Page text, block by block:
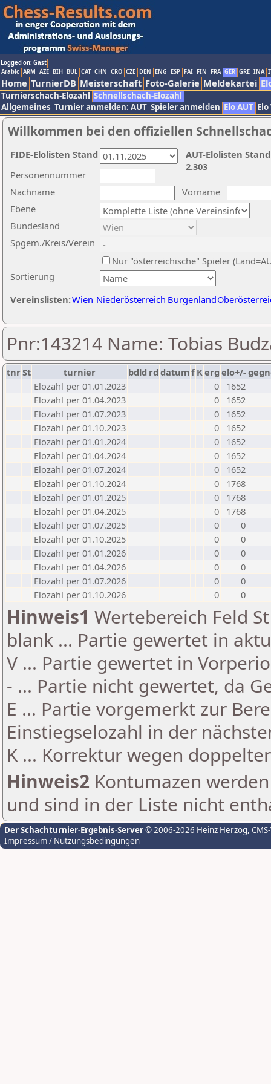
Logged on: Gast
Arabic ARM AZE BIH BUL CAT CHN CRO CZE DEN ENG ESP FAI FIN FRA GER GRE INA
Home TurnierDB Meisterschaft Foto-Galerie Meldekartei
Turnierschach-Elozahl Schnellschach-Elozahl
Allgemeines Turnier anmelden: AUT Spieler anmelden Elo AUT
Willkommen bei den offiziellen
Nachname
Vorname
Ebene
Sortierung
Personennummer
Bundesland
Spgem./Kreis/Verein
Nur "österreichische" Spieler
Vereinslisten:Wien Niederösterreich Burgenland
AUT-Elolisten
2.303
FIDE-Elolisten Stand
Pnr:143214 Name: Tobias
tnrSt turnier bdld rd datumf Kerg elo+/-
Elozahl per 01.01.2023
0
1652
Elozahl per 01.04.2023
0
1652
Elozahl per 01.07.2023
0
1652
Elozahl per 01.10.2023
0
1652
Elozahl per 01.01.2024
0
1652
Elozahl per 01.04.2024
0
1652
Elozahl per 01.07.2024
0
1652
Elozahl per 01.10.2024
0
1768
Elozahl per 01.01.2025
0
1768
Elozahl per 01.04.2025
0
1768
Elozahl per 01.07.2025
0
0
Elozahl per 01.10.2025
0
0
Elozahl per 01.01.2026
0
0
Elozahl per 01.04.2026
0
0
Elozahl per 01.07.2026
0
0
Elozahl per 01.10.2026
0 0
Hinweis1 Wertebereich Feld
blank ... Partie gewertet in
V ... Partie gewertet in
- ... Partie nicht gewertet, da
E ... Partie vorgemerkt zur
Einstiegselozahl in der
K ... Korrektur wegen
Hinweis2 Kontumazen
und sind in der Liste nicht
Der Schachturnier-Ergebnis-Server© 2006-2026 Heinz Herzog,
Impressum / Nutzungsbedingungen